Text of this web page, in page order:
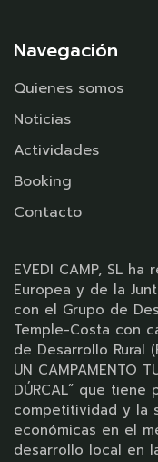
Navegación
Quienes somos
Noticias
Actividades
Booking
Contacto
EVEDI CAMP, SL
Europea y de la
con el Grupo de
Temple-Costa con
de Desarrollo Rural
UN CAMPAMENTO
DÚRCAL” que
competitividad y la
económicas en el
desarrollo local en